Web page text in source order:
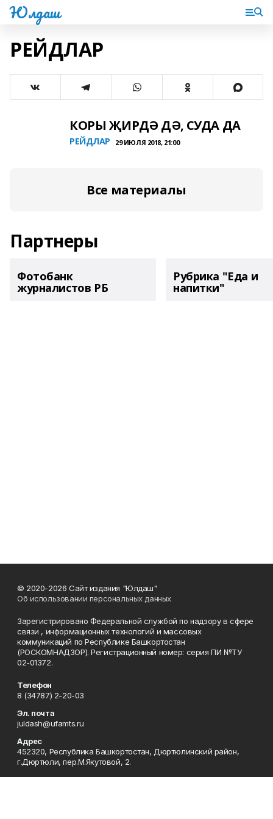
Юлдаш
РЕЙДЛАР
КОРЫ ҖИРДӘ ДӘ, СУДА ДА
РЕЙДЛАР 29 ИЮЛЯ 2018, 21:00
Все материалы
Партнеры
Фотобанк
журналистов РБ
Рубрика "Еда и
напитки"
© 2020-2026 Сайт издания "Юлдаш"
Об использовании персональных данных
Зарегистрировано Федеральной службой по надзору в сфере
связи , информационных технологий и массовых
коммуникаций по Республике Башкортостан
(РОСКОМНАДЗОР). Регистрационный номер: серия ПИ №ТУ
02-01372.
Телефон
8 (34787) 2-20-03
Эл. почта
juldash@ufamts.ru
Адрес
452320, Республика Башкортостан, Дюртюлинский район,
г.Дюртюли, пер.М.Якутовой, 2.
Рекламная служба